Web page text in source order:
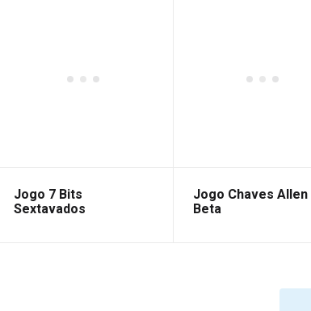
Jogo 7 Bits
Sextavados
Jogo Chaves Allen
Beta